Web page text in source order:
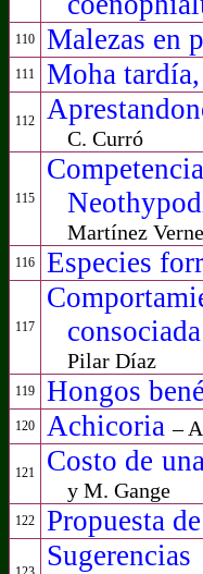
110 Malezas en
111 Moha
112
C. Curró
115
Martínez
116 Especies
117
Pilar Díaz
119 Hongos
120 Achicoria–
121 Costo de
y M. Gange
122 Propuesta